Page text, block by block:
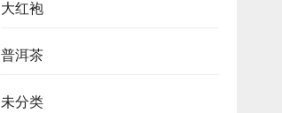
大红袍
普洱茶
未分类